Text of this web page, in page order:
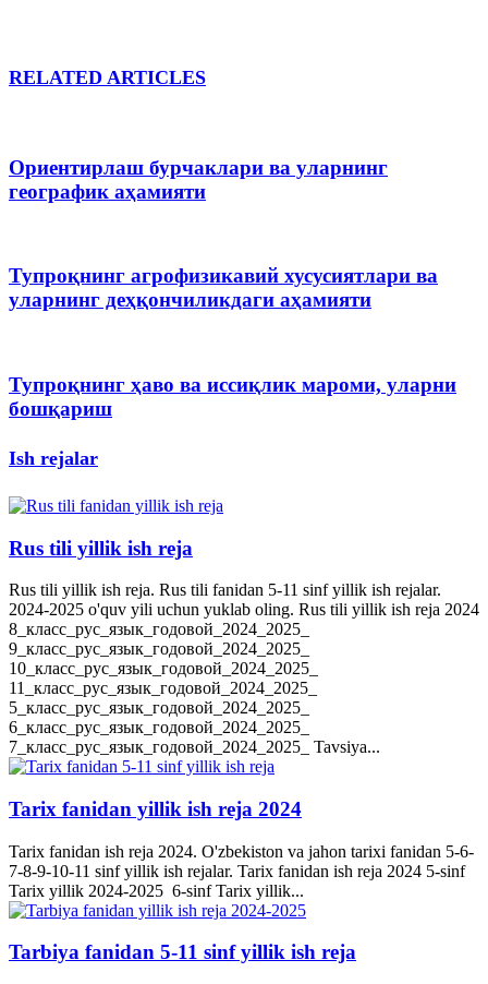
RELATED ARTICLES
Ориентирлаш бурчаклари ва уларнинг
географик аҳамияти
Тупроқнинг агрофизикавий хусусиятлари ва
уларнинг деҳқончиликдаги аҳамияти
Тупроқнинг ҳаво ва иссиқлик мароми, уларни
бошқариш
Ish rejalar
Rus tili yillik ish reja
Rus tili yillik ish reja. Rus tili fanidan 5-11 sinf yillik ish rejalar.
2024-2025 o'quv yili uchun yuklab oling. Rus tili yillik ish reja 2024
8_класс_рус_язык_годовой_2024_2025_
9_класс_рус_язык_годовой_2024_2025_
10_класс_рус_язык_годовой_2024_2025_
11_класс_рус_язык_годовой_2024_2025_
5_класс_рус_язык_годовой_2024_2025_
6_класс_рус_язык_годовой_2024_2025_
7_класс_рус_язык_годовой_2024_2025_ Tavsiya...
Tarix fanidan yillik ish reja 2024
Tarix fanidan ish reja 2024. O'zbekiston va jahon tarixi fanidan 5-6-
7-8-9-10-11 sinf yillik ish rejalar. Tarix fanidan ish reja 2024 5-sinf
Tarix yillik 2024-2025 6-sinf Tarix yillik...
Tarbiya fanidan 5-11 sinf yillik ish reja